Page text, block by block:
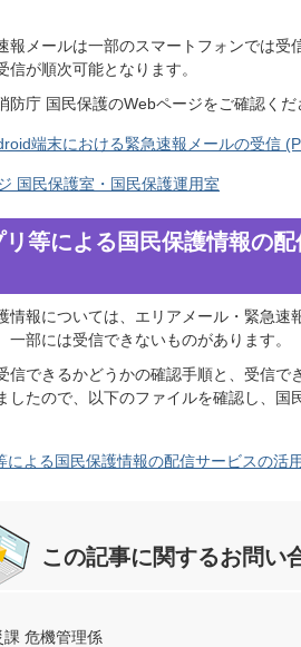
報メールは一部のスマートフォンでは受
が順次可能となります。
庁 国民保護のWebページをご確認くだ
端末における緊急速報メールの受信
国民保護室・国民保護運用室
等による国民保護情報の
情報については、エリアメール・緊急速
部には受信できないものがあります。
できるかどうかの確認手順と、受信で
したので、以下のファイルを確認し、国
による国民保護情報の配信サービスの活
この記事に関するお問い
課 危機管理係